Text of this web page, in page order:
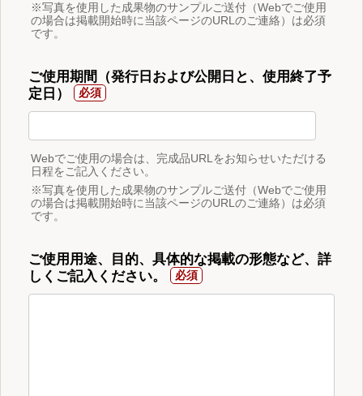
※写真を使用した成果物のサンプルご送付（Webでご使用
の場合は掲載開始時に当該ページのURLのご連絡）は必須
です。
ご使用期間（発行日および公開日と、使用終了予
定日）
Webでご使用の場合は、完成品URLをお知らせいただける
日程をご記入ください。
※写真を使用した成果物のサンプルご送付（Webでご使用
の場合は掲載開始時に当該ページのURLのご連絡）は必須
です。
ご使用用途、目的、具体的な掲載の形態など、詳
しくご記入ください。